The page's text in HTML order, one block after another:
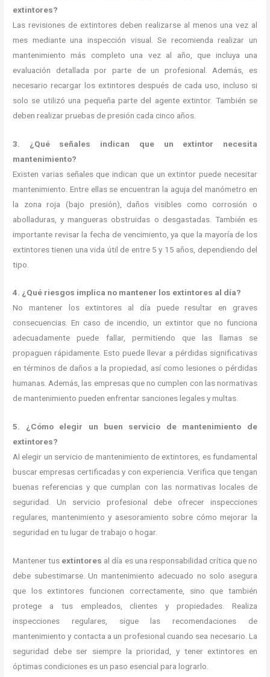
extintores?
Las revisiones de extintores deben realizarse al menos una vez al
mes mediante una inspección visual. Se recomienda realizar un
mantenimiento más completo una vez al año, que incluya una
evaluación detallada por parte de un profesional. Además, es
necesario recargar los extintores después de cada uso, incluso si
solo se utilizó una pequeña parte del agente extintor. También se
deben realizar pruebas de presión cada cinco años.
3. ¿Qué señales indican que un extintor necesita
mantenimiento?
Existen varias señales que indican que un extintor puede necesitar
mantenimiento. Entre ellas se encuentran la aguja del manómetro en
la zona roja (bajo presión), daños visibles como corrosión o
abolladuras, y mangueras obstruidas o desgastadas. También es
importante revisar la fecha de vencimiento, ya que la mayoría de los
extintores tienen una vida útil de entre 5 y 15 años, dependiendo del
tipo.
4. ¿Qué riesgos implica no mantener los extintores al día?
No mantener los extintores al día puede resultar en graves
consecuencias. En caso de incendio, un extintor que no funciona
adecuadamente puede fallar, permitiendo que las llamas se
propaguen rápidamente. Esto puede llevar a pérdidas significativas
en términos de daños a la propiedad, así como lesiones o pérdidas
humanas. Además, las empresas que no cumplen con las normativas
de mantenimiento pueden enfrentar sanciones legales y multas.
5. ¿Cómo elegir un buen servicio de mantenimiento de
extintores?
Al elegir un servicio de mantenimiento de extintores, es fundamental
buscar empresas certificadas y con experiencia. Verifica que tengan
buenas referencias y que cumplan con las normativas locales de
seguridad. Un servicio profesional debe ofrecer inspecciones
regulares, mantenimiento y asesoramiento sobre cómo mejorar la
seguridad en tu lugar de trabajo o hogar.
Mantener tus extintores al día es una responsabilidad crítica que no
debe subestimarse. Un mantenimiento adecuado no solo asegura
que los extintores funcionen correctamente, sino que también
protege a tus empleados, clientes y propiedades. Realiza
inspecciones regulares, sigue las recomendaciones de
mantenimiento y contacta a un profesional cuando sea necesario. La
seguridad debe ser siempre la prioridad, y tener extintores en
óptimas condiciones es un paso esencial para lograrlo.